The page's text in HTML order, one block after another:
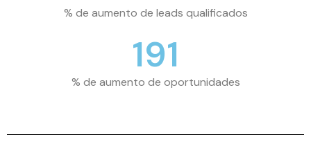
% de aumento de leads qualificados
% de aumento de oportunidades
191